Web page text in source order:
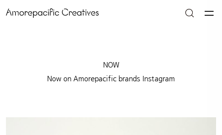
NOW
Now on Amorepacific brands Instagram